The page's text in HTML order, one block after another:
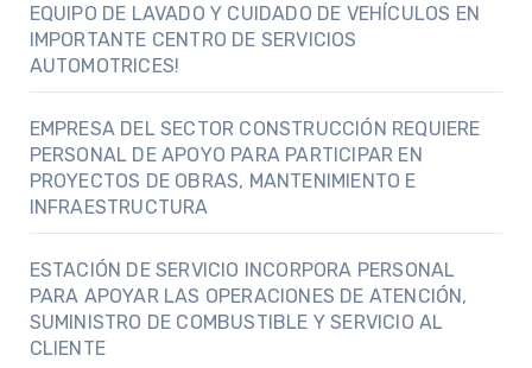
EQUIPO DE LAVADO Y CUIDADO DE VEHÍCULOS EN
IMPORTANTE CENTRO DE SERVICIOS
AUTOMOTRICES!
EMPRESA DEL SECTOR CONSTRUCCIÓN REQUIERE
PERSONAL DE APOYO PARA PARTICIPAR EN
PROYECTOS DE OBRAS, MANTENIMIENTO E
INFRAESTRUCTURA
ESTACIÓN DE SERVICIO INCORPORA PERSONAL
PARA APOYAR LAS OPERACIONES DE ATENCIÓN,
SUMINISTRO DE COMBUSTIBLE Y SERVICIO AL
CLIENTE